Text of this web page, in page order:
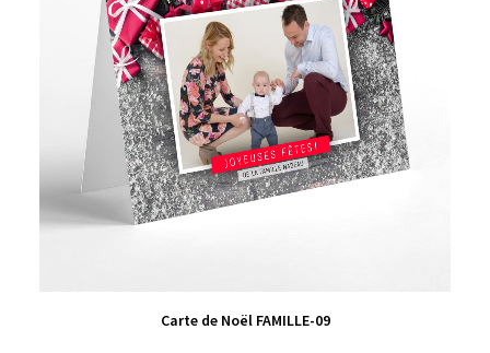
VIEW PRODUCT
Carte de Noël FAMILLE-09